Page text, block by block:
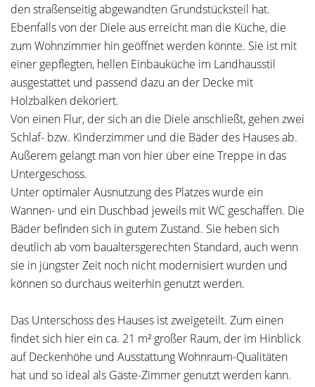
den straßenseitig abgewandten Grundstücksteil hat.
Ebenfalls von der Diele aus erreicht man die Küche, die
zum Wohnzimmer hin geöffnet werden könnte. Sie ist mit
einer gepflegten, hellen Einbauküche im Landhausstil
ausgestattet und passend dazu an der Decke mit
Holzbalken dekoriert.
Von einen Flur, der sich an die Diele anschließt, gehen zwei
Schlaf- bzw. Kinderzimmer und die Bäder des Hauses ab.
Außerem gelangt man von hier über eine Treppe in das
Untergeschoss.
Unter optimaler Ausnutzung des Platzes wurde ein
Wannen- und ein Duschbad jeweils mit WC geschaffen. Die
Bäder befinden sich in gutem Zustand. Sie heben sich
deutlich ab vom baualtersgerechten Standard, auch wenn
sie in jüngster Zeit noch nicht modernisiert wurden und
können so durchaus weiterhin genutzt werden.
Das Unterschoss des Hauses ist zweigeteilt. Zum einen
findet sich hier ein ca. 21 m² großer Raum, der im Hinblick
auf Deckenhöhe und Ausstattung Wohnraum-Qualitäten
hat und so ideal als Gäste-Zimmer genutzt werden kann.